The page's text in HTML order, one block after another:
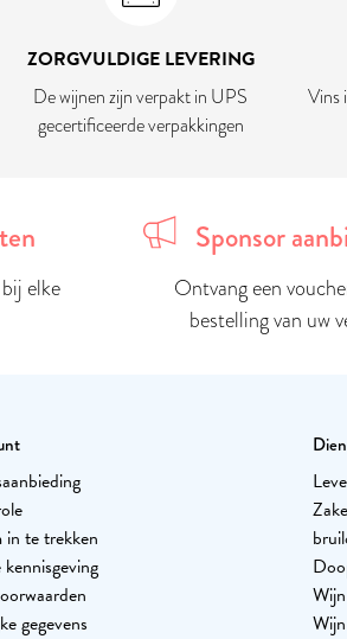
ZORGVULDIGE LEVERING
De wijnen zijn verpakt in UPS
gecertificeerde verpakkingen
Vins
elke
Sponsor
Ontvang een
bestelling van uw
te trekken
gegevens